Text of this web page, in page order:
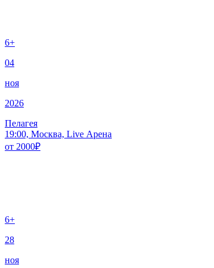
6+
04
ноя
2026
Пелагея
19:00, Москва, Live Арена
от 2000₽
6+
28
ноя